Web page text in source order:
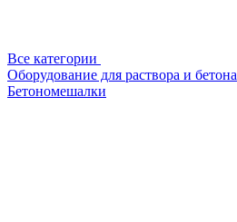
Все категории
Оборудование для раствора и бетона
Бетономешалки